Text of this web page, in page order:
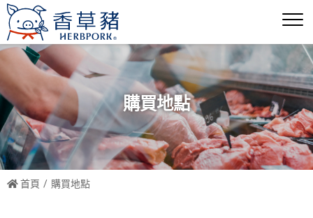
購買地點
首頁 購買地點